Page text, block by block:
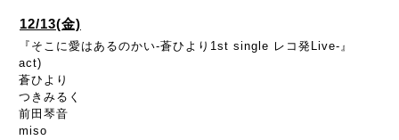
12/13(金)
『そこに愛はあるのかい-蒼ひより1st single レコ発Live-』
act)
蒼ひより
つきみるく
前田琴音
miso